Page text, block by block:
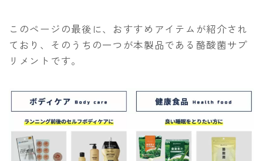
このページの最後に、おすすめアイテムが紹介され
ており、そのうちの一つが本製品である酪酸菌サプ
リメントです。